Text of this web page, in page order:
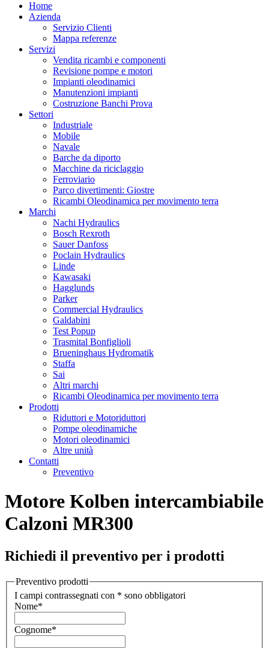
Home
Azienda
Servizio Clienti
Mappa referenze
Servizi
Vendita ricambi e componenti
Revisione pompe e motori
Impianti oleodinamici
Manutenzioni impianti
Costruzione Banchi Prova
Settori
Industriale
Mobile
Navale
Barche da diporto
Macchine da riciclaggio
Ferroviario
Parco divertimenti: Giostre
Ricambi Oleodinamica per movimento terra
Marchi
Nachi Hydraulics
Bosch Rexroth
Sauer Danfoss
Poclain Hydraulics
Linde
Kawasaki
Hagglunds
Parker
Commercial Hydraulics
Galdabini
Test Popup
Trasmital Bonfiglioli
Brueninghaus Hydromatik
Staffa
Sai
Altri marchi
Ricambi Oleodinamica per movimento terra
Prodotti
Riduttori e Motoriduttori
Pompe oleodinamiche
Motori oleodinamici
Altre unità
Contatti
Preventivo
Motore Kolben intercambiabile
Calzoni MR300
Richiedi il preventivo per i prodotti
Preventivo prodotti
I campi contrassegnati con * sono obbligatori
Nome*
Cognome*